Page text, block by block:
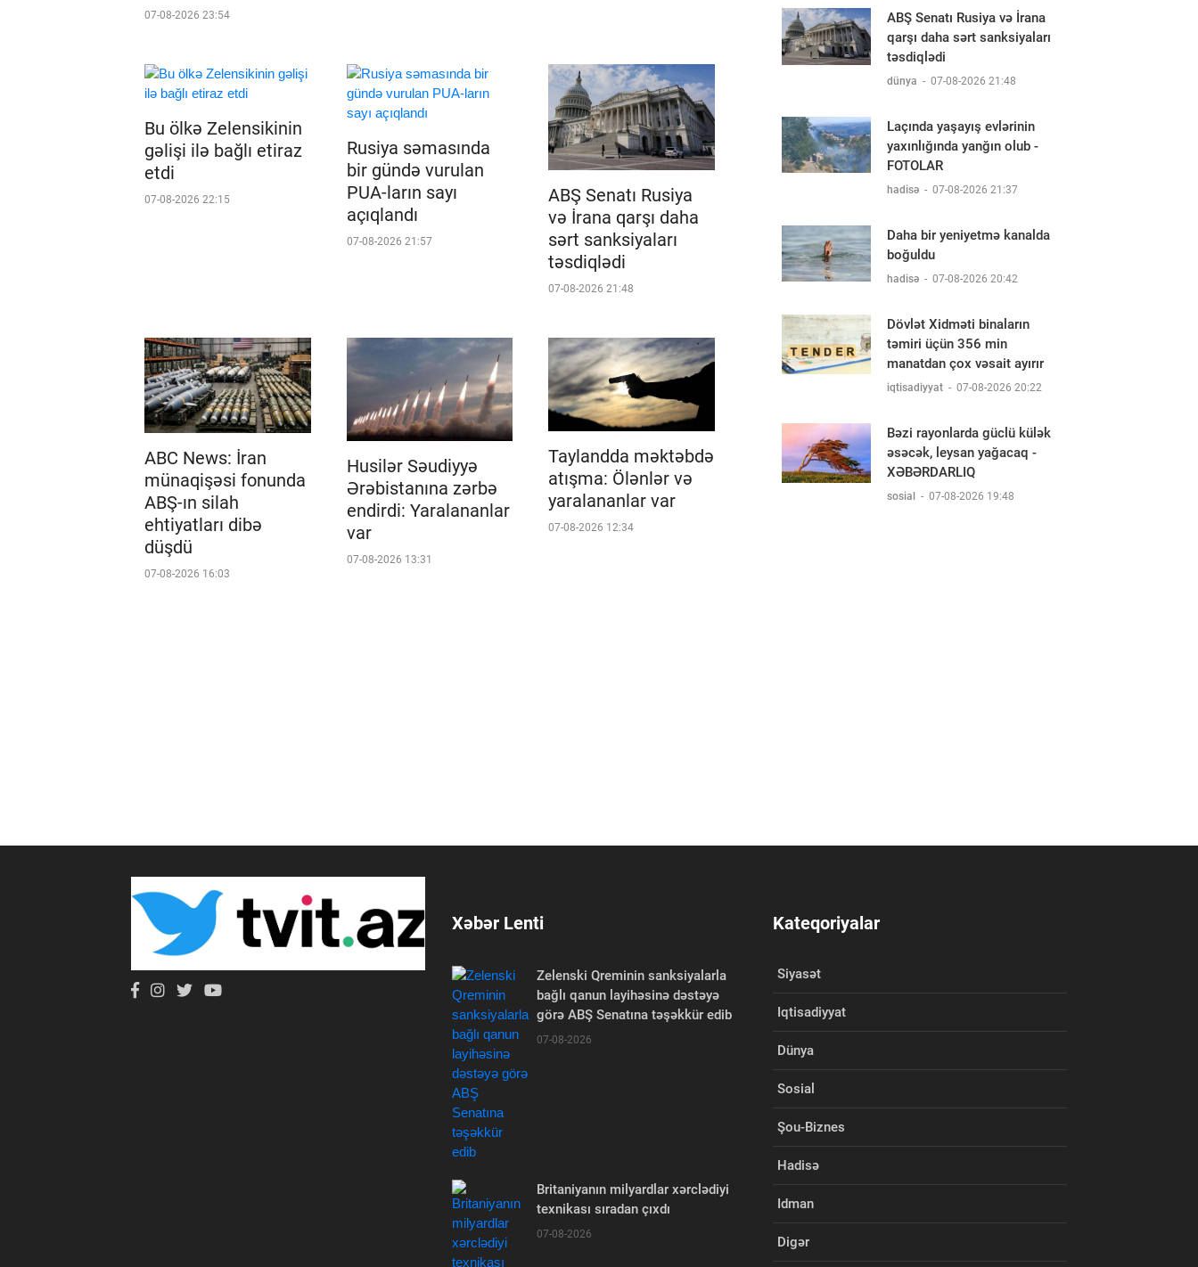
07-08-2026 23:54
Bu ölkə Zelensikinin
gəlişi ilə bağlı etiraz
etdi
07-08-2026 22:15
Rusiya səmasında
bir gündə vurulan
PUA-ların sayı
açıqlandı
07-08-2026 21:57
ABŞ Senatı Rusiya
və İrana qarşı daha
sərt sanksiyaları
təsdiqlədi
07-08-2026 21:48
ABC News: İran
münaqişəsi fonunda
ABŞ-ın silah
ehtiyatları dibə
düşdü
07-08-2026 16:03
Husilər Səudiyyə
Ərəbistanına zərbə
endirdi: Yaralananlar
var
07-08-2026 13:31
Taylandda məktəbdə
atışma: Ölənlər və
yaralananlar var
07-08-2026 12:34
ABŞ Senatı Rusiya və İrana
qarşı daha sərt sanksiyaları
təsdiqlədi
dünya - 07-08-2026 21:48
Laçında yaşayış evlərinin
yaxınlığında yanğın olub -
FOTOLAR
hadisə - 07-08-2026 21:37
Daha bir yeniyetmə kanalda
boğuldu
hadisə - 07-08-2026 20:42
Dövlət Xidməti binaların
təmiri üçün 356 min
manatdan çox vəsait ayırır
iqtisadiyyat - 07-08-2026 20:22
Bəzi rayonlarda güclü külək
əsəcək, leysan yağacaq -
XƏBƏRDARLIQ
sosial - 07-08-2026 19:48
Xəbər Lenti
Zelenski Qreminin sanksiyalarla
bağlı qanun layihəsinə dəstəyə
görə ABŞ Senatına təşəkkür edib
07-08-2026
Britaniyanın milyardlar xərclədiyi
texnikası sıradan çıxdı
07-08-2026
Kateqoriyalar
Siyasət
Iqtisadiyyat
Dünya
Sosial
Şou-Biznes
Hadisə
Idman
Digər